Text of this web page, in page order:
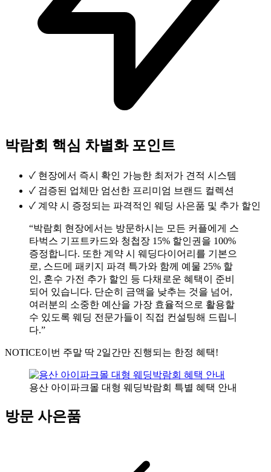
박람회 핵심 차별화 포인트
✓ 현장에서 즉시 확인 가능한 최저가 견적 시스템
✓ 검증된 업체만 엄선한 프리미엄 브랜드 컬렉션
✓ 계약 시 증정되는 파격적인 웨딩 사은품 및 추가 할인
“박람회 현장에서는 방문하시는 모든 커플에게 스
타벅스 기프트카드와 청첩장 15% 할인권을 100%
증정합니다. 또한 계약 시 웨딩다이어리를 기본으
로, 스드메 패키지 파격 특가와 함께 예물 25% 할
인, 혼수 가전 추가 할인 등 다채로운 혜택이 준비
되어 있습니다. 단순히 금액을 낮추는 것을 넘어,
여러분의 소중한 예산을 가장 효율적으로 활용할
수 있도록 웨딩 전문가들이 직접 컨설팅해 드립니
다.”
NOTICE이번 주말 딱 2일간만 진행되는 한정 혜택!
용산 아이파크몰 대형 웨딩박람회 특별 혜택 안내
방문 사은품